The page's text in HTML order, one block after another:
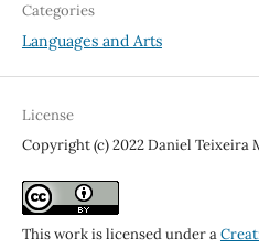
Categories
Languages and Arts
License
Copyright (c) 2022 Daniel Teixeira
This work is licensed under a